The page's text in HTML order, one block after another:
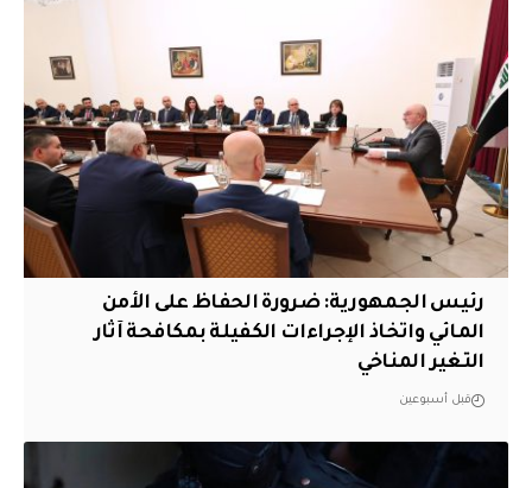
رئيس الجمهورية: ضرورة الحفاظ على الأمن
المائي واتخاذ الإجراءات الكفيلة بمكافحة آثار
التغير المناخي
قبل أسبوعين